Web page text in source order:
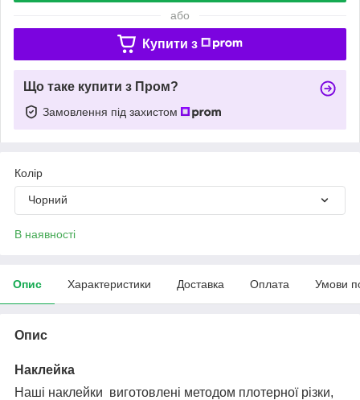
або
Купити з
Що таке купити з Пром?
Замовлення під захистом
Колір
Чорний
В наявності
Опис Характеристики Доставка Оплата Умови
Опис
Наклейка
Наші наклейки виготовлені методом плотерної різки,